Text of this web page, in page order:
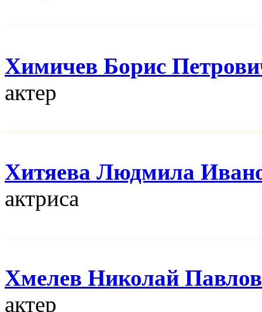
Химичев Борис
актер
Хитяева Людмила
актриса
Хмелев Николай
актер